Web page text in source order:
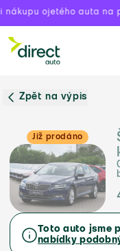
ojetého auta na
Zpět na výpis
Již prodáno
Toto auto jsme
nabídky